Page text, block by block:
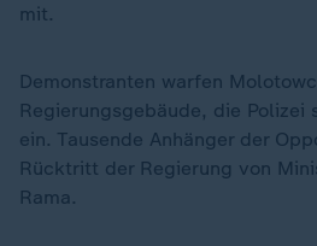
mit.
Demonstranten warfen
Regierungsgebäude, die Polizei
ein. Tausende Anhänger der
Rücktritt der Regierung von
Rama.